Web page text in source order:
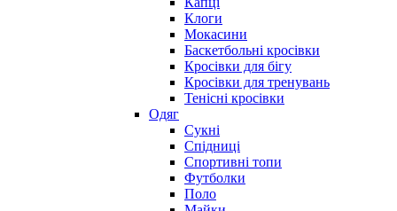
Клоги
Мокасини
Баскетбольні кросівки
Кросівки для бігу
Кросівки для тренувань
Тенісні кросівки
Одяг
Сукні
Спідниці
Спортивні топи
Футболки
Поло